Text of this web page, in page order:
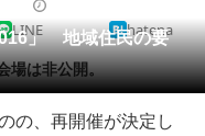
」 地域住民の要
LINE hatena
場は非公開。
の、再開催が決定し